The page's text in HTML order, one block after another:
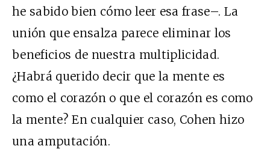
he sabido bien cómo leer esa frase–. La
unión que ensalza parece eliminar los
beneficios de nuestra multiplicidad.
¿Habrá querido decir que la mente es
como el corazón o que el corazón es como
la mente? En cualquier caso, Cohen hizo
una amputación.